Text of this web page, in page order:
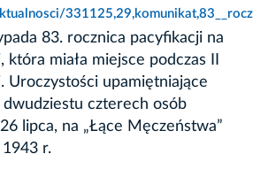
83. rocznica pacyfikacji na
miała miejsce podczas II
Uroczystości upamiętniające
czterech osób
lipca, na „Łące Męczeństwa”
r.